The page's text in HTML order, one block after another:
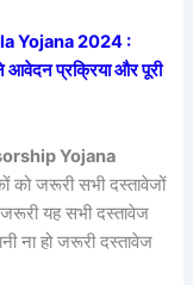
Yojana 2024 :
आवेदन प्रक्रिया और पूरी
Yojana
को जरूरी सभी दस्तावेजों
यह सभी दस्तावेज
ना हो जरूरी दस्तावेज